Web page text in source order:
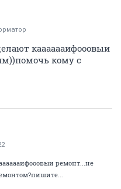
кааааааифооовыи
кому с
ремонт...не